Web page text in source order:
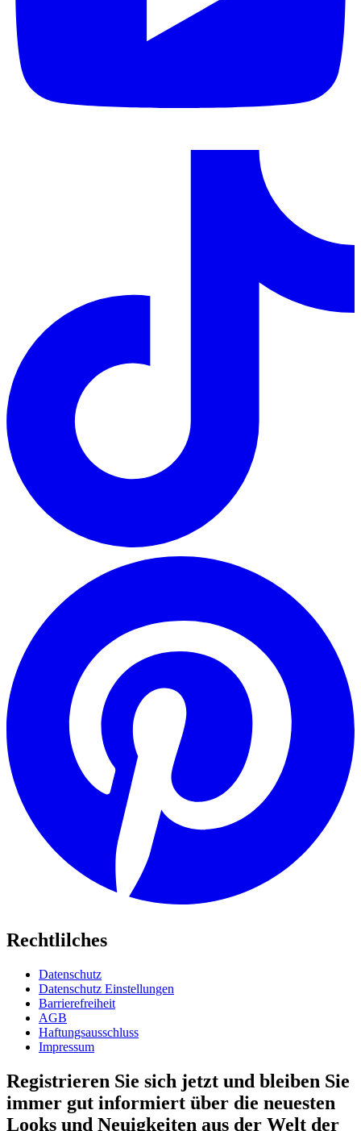
Rechtlilches
Datenschutz
Datenschutz Einstellungen
Barrierefreiheit
AGB
Haftungsausschluss
Impressum
Registrieren Sie sich jetzt und bleiben Sie
immer gut informiert über die neuesten
Looks und Neuigkeiten aus der Welt der